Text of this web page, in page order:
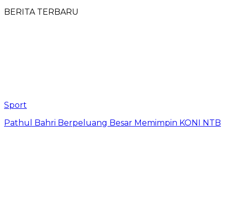
BERITA TERBARU
Sport
Pathul Bahri Berpeluang Besar Memimpin KONI NTB